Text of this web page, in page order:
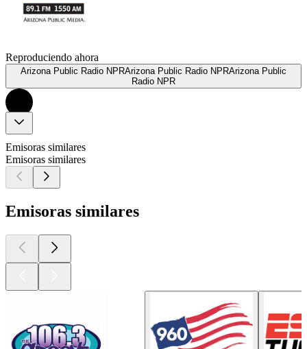
Reproduciendo ahora
Arizona Public Radio NPRArizona Public Radio NPRArizona Public
Radio NPR
Emisoras similares
Emisoras similares
Emisoras similares